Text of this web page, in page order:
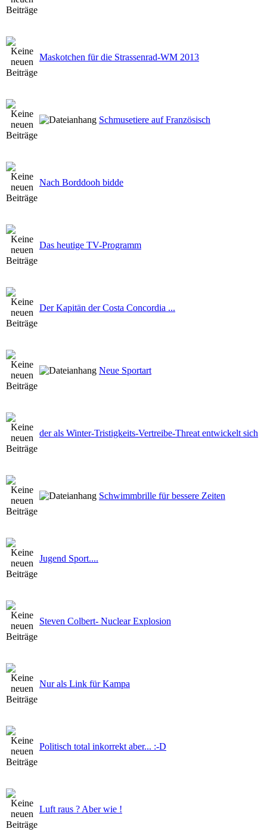
Maskotchen für die Strassenrad-WM 2013
Schmusetiere auf Französisch
Nach Borddooh bidde
Das heutige TV-Programm
Der Kapitän der Costa Concordia ...
Neue Sportart
der als Winter-Tristigkeits-Vertreibe-Threat entwickelt sich
Schwimmbrille für bessere Zeiten
Jugend Sport....
Steven Colbert- Nuclear Explosion
Nur als Link für Kampa
Politisch total inkorrekt aber... :-D
Luft raus ? Aber wie !